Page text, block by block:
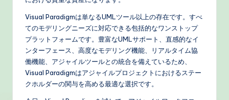
Visual Paradigmは単なるUMLツール以上の存在です。すべ
てのモデリングニーズに対応できる包括的なワンストップ
プラットフォームです。豊富なUMLサポート、直感的なイ
ンターフェース、高度なモデリング機能、リアルタイム協
働機能、アジャイルツールとの統合を備えているため、
Visual Paradigmはアジャイルプロジェクトにおけるステー
クホルダーの関与を高める最適な選択です。